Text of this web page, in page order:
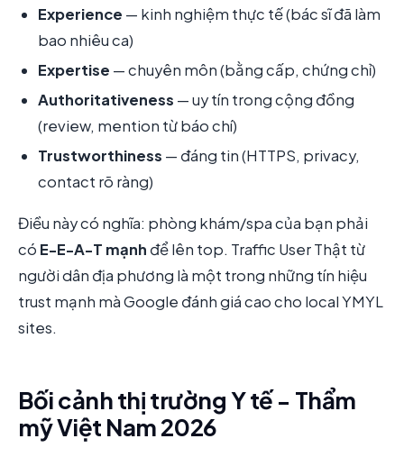
Experience — kinh nghiệm thực tế (bác sĩ đã làm
bao nhiêu ca)
Expertise — chuyên môn (bằng cấp, chứng chỉ)
Authoritativeness — uy tín trong cộng đồng
(review, mention từ báo chí)
Trustworthiness — đáng tin (HTTPS, privacy,
contact rõ ràng)
Điều này có nghĩa: phòng khám/spa của bạn phải
có E-E-A-T mạnh để lên top. Traffic User Thật từ
người dân địa phương là một trong những tín hiệu
trust mạnh mà Google đánh giá cao cho local YMYL
sites.
Bối cảnh thị trường Y tế - Thẩm
mỹ Việt Nam 2026